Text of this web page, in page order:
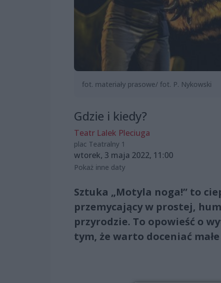
fot. materiały prasowe/ fot. P. Nykowski
Gdzie i kiedy?
Teatr Lalek Pleciuga
plac Teatralny 1
wtorek, 3 maja 2022, 11:00
Pokaż inne daty
Sztuka „Motyla noga!” to
przemycający w prostej,
przyrodzie. To opowieść o
tym, że warto doceniać